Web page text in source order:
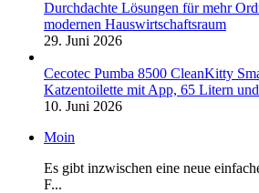
Durchdachte Lösungen für mehr
modernen Hauswirtschaftsraum
29. Juni 2026
Cecotec Pumba 8500 CleanKitty
Katzentoilette mit App, 65 Litern
10. Juni 2026
Moin
Es gibt inzwischen eine neue
F...